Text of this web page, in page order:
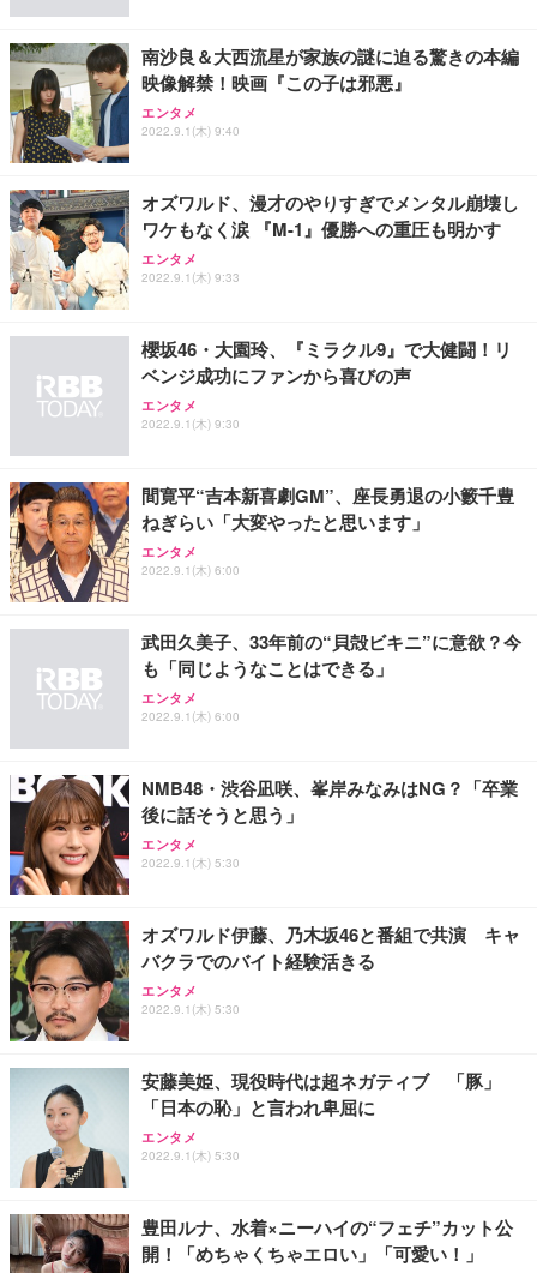
南沙良＆大西流星が家族の謎に迫る驚きの本編
映像解禁！映画『この子は邪悪』
エンタメ
2022.9.1(木) 9:40
オズワルド、漫才のやりすぎでメンタル崩壊し
ワケもなく涙 『M-1』優勝への重圧も明かす
エンタメ
2022.9.1(木) 9:33
櫻坂46・大園玲、『ミラクル9』で大健闘！リ
ベンジ成功にファンから喜びの声
エンタメ
2022.9.1(木) 9:30
間寛平“吉本新喜劇GM”、座長勇退の小籔千豊
ねぎらい「大変やったと思います」
エンタメ
2022.9.1(木) 6:00
武田久美子、33年前の“貝殻ビキニ”に意欲？今
も「同じようなことはできる」
エンタメ
2022.9.1(木) 6:00
NMB48・渋谷凪咲、峯岸みなみはNG？「卒業
後に話そうと思う」
エンタメ
2022.9.1(木) 5:30
オズワルド伊藤、乃木坂46と番組で共演 キャ
バクラでのバイト経験活きる
エンタメ
2022.9.1(木) 5:30
安藤美姫、現役時代は超ネガティブ 「豚」
「日本の恥」と言われ卑屈に
エンタメ
2022.9.1(木) 5:30
豊田ルナ、水着×ニーハイの“フェチ”カット公
開！「めちゃくちゃエロい」「可愛い！」